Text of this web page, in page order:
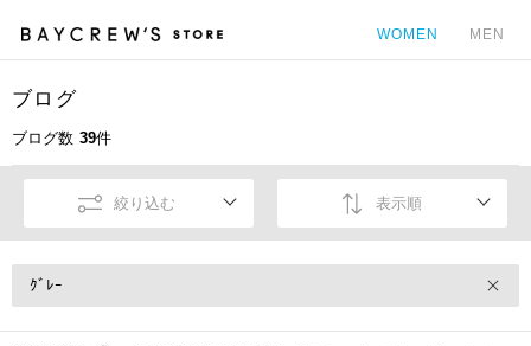
WOMEN MEN
ブログ
ブログ数 39件
絞り込む 表示順
ｸﾞﾚｰ